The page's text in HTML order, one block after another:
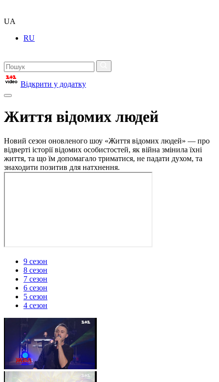
UA
RU
Відкрити у додатку
Життя відомих людей
Новий сезон оновленого шоу «Життя відомих людей» — про
відверті історії відомих особистостей, як війна змінила їхні
життя, та що їм допомагало триматися, не падати духом, та
знаходити позитив для натхнення.
9 сезон
8 сезон
7 сезон
6 сезон
5 сезон
4 сезон